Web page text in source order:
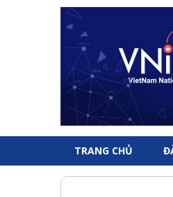
Skip to main content
TRANG CHỦ